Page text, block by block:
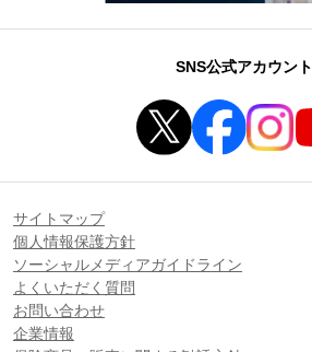
SNS公式アカウント
サイトマップ
個人情報保護方針
ソーシャルメディアガイドライン
よくいただく質問
お問い合わせ
企業情報